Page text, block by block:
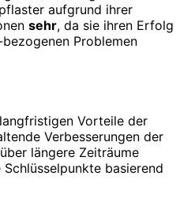
aufgrund ihrer
sehr, da sie ihren Erfolg
Problemen
Vorteile der
Verbesserungen der
längere Zeiträume
basierend